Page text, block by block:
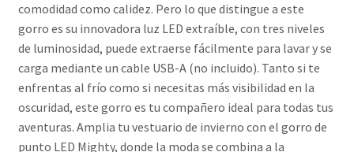
comodidad como calidez. Pero lo que distingue a este
gorro es su innovadora luz LED extraíble, con tres niveles
de luminosidad, puede extraerse fácilmente para lavar y se
carga mediante un cable USB-A (no incluido). Tanto si te
enfrentas al frío como si necesitas más visibilidad en la
oscuridad, este gorro es tu compañero ideal para todas tus
aventuras. Amplia tu vestuario de invierno con el gorro de
punto LED Mighty, donde la moda se combina a la